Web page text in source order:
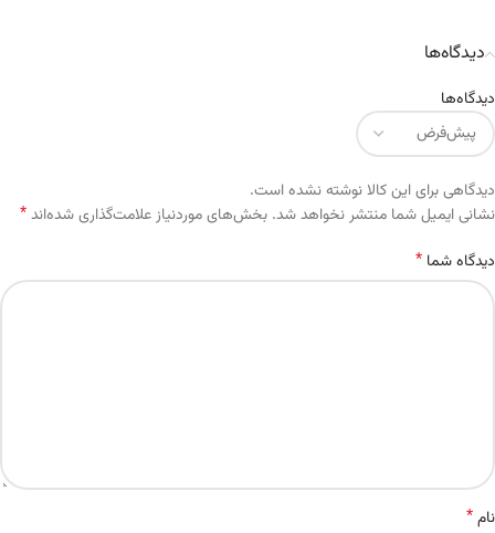
دیدگاه‌ها
دیدگاه‌ها
دیدگاهی برای این کالا نوشته نشده است.
نشانی ایمیل شما منتشر نخواهد شد. بخش‌های موردنیاز علامت‌گذاری شده‌اند*
دیدگاه شما *
نام*
Alternative: